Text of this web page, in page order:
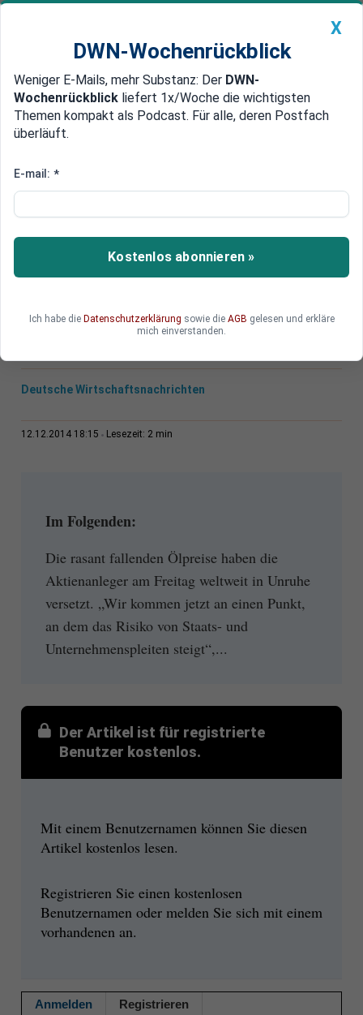
Newsticker MEIN DWN: Geldanlage Premium
Edelmetalle DWN-Magazin China
„Salamicrash“
Börse: Dax verliert 2,7 Prozent
Trotz starker US-Verbraucherstimmung verliert
der Dax deutlich - das sieht nach einem Crash in
Raten aus. Schwache Konjunkturdaten meldet
auch China: Die Regierung gründet einen Fonds,
Ölpreis kollabiert weiter.
Deutsche Wirtschaftsnachrichten
12.12.2014 18:15 Lesezeit: 2 min
Im Folgenden:
Die rasant fallenden Ölpreise haben die
Aktienanleger am Freitag weltweit in Unruhe
versetzt. „Wir kommen jetzt an einen Punkt,
an dem das Risiko von Staats- und
Unternehmenspleiten steigt“,...
Der Artikel ist für registrierte
Benutzer kostenlos.
Mit einem Benutzernamen können Sie diesen
Artikel kostenlos lesen.
Registrieren Sie einen kostenlosen
Benutzernamen oder melden Sie sich mit einem
vorhandenen an.
Anmelden Registrieren
X
DWN-Wochenrückblick
Weniger E-Mails, mehr Substanz: Der DWN-
Wochenrückblick liefert 1x/Woche die wichtigsten
Themen kompakt als Podcast. Für alle, deren Postfach
überläuft.
E-mail: *
Kostenlos abonnieren »
Ich habe die Datenschutzerklärung sowie die AGB gelesen und erkläre
mich einverstanden.